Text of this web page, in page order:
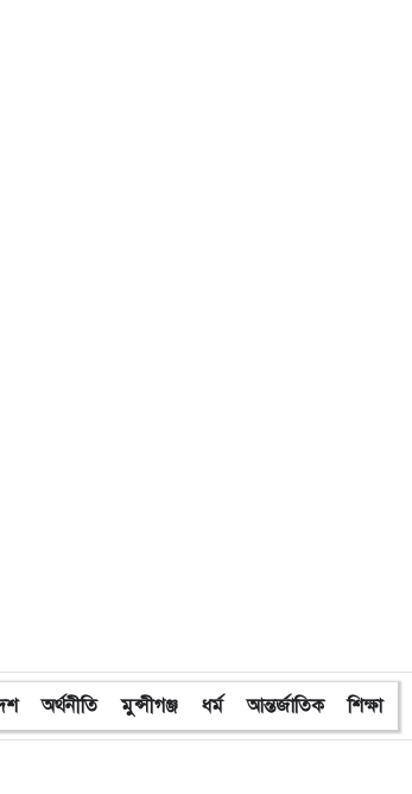
প্রধান উপদেষ্টার
ফজর পড়েই শুরু পরিকল্পনা বাস্তবায়ন,
২০
অর্থনীতি মুন্সীগঞ্জ ধর্ম আন্তর্জাতিক শিক্ষা